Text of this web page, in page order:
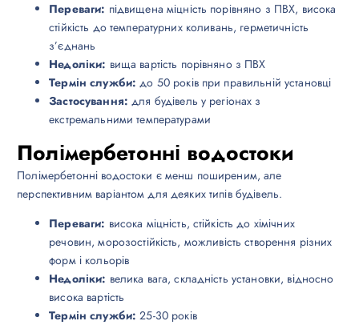
Переваги: підвищена міцність порівняно з ПВХ, висока
стійкість до температурних коливань, герметичність
з’єднань
Недоліки: вища вартість порівняно з ПВХ
Термін служби: до 50 років при правильній установці
Застосування: для будівель у регіонах з
екстремальними температурами
Полімербетонні водостоки
Полімербетонні водостоки є менш поширеним, але
перспективним варіантом для деяких типів будівель.
Переваги: висока міцність, стійкість до хімічних
речовин, морозостійкість, можливість створення різних
форм і кольорів
Недоліки: велика вага, складність установки, відносно
висока вартість
Термін служби: 25-30 років